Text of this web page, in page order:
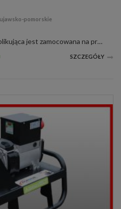
pomorskie
=Alternator i przekładnia multiplikująca jest zamocowana na profilowanej stalowej ramie z trzypunktowym układem zawieszenia. Agregat napędzany wałkiem odbioru mocy ciągnika rolniczego. Przeznaczony dla producentów mleka, ogrodników, właścici...
SZCZEGÓŁY